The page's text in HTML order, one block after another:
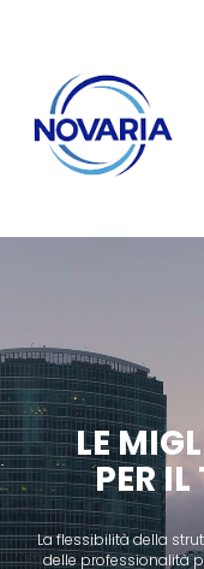
LE
PER
La flessibilità della
delle professionalità